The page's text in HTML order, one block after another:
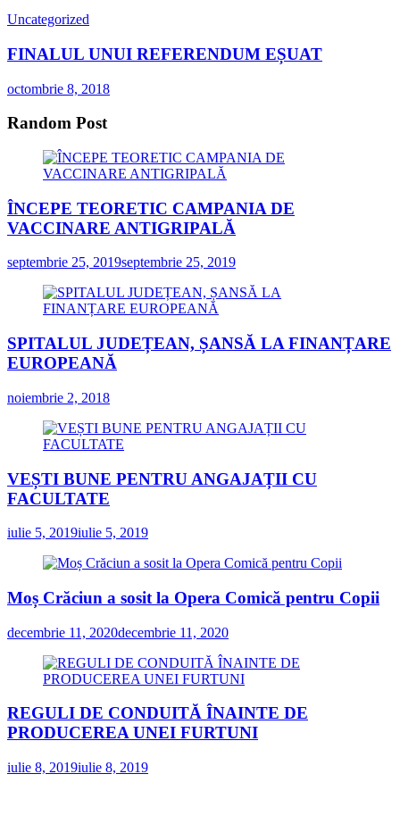
Uncategorized
FINALUL UNUI REFERENDUM EȘUAT
octombrie 8, 2018
Random Post
ÎNCEPE TEORETIC CAMPANIA DE
VACCINARE ANTIGRIPALĂ
septembrie 25, 2019septembrie 25, 2019
SPITALUL JUDEȚEAN, ȘANSĂ LA FINANȚARE
EUROPEANĂ
noiembrie 2, 2018
VEȘTI BUNE PENTRU ANGAJAȚII CU
FACULTATE
iulie 5, 2019iulie 5, 2019
Moș Crăciun a sosit la Opera Comică pentru Copii
decembrie 11, 2020decembrie 11, 2020
REGULI DE CONDUITĂ ÎNAINTE DE
PRODUCEREA UNEI FURTUNI
iulie 8, 2019iulie 8, 2019